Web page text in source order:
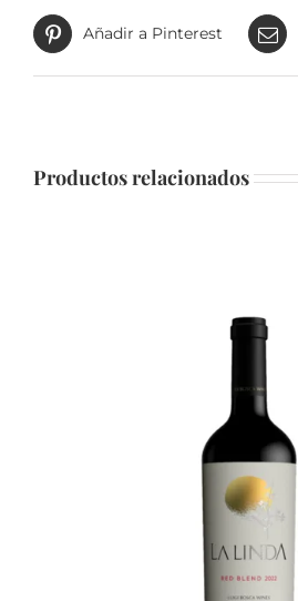
Añadir a Pinterest
Productos relacionados